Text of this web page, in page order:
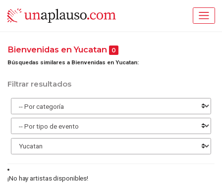
Bienvenidas en Yucatan 0
Búsquedas similares a Bienvenidas en Yucatan:
Filtrar resultados
¡No hay artistas disponibles!